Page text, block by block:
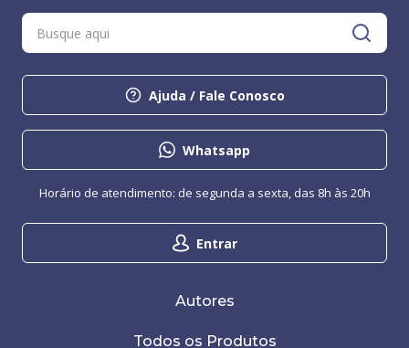
Ajuda / Fale Conosco
Whatsapp
Entrar
Horário de atendimento: de segunda a sexta, das 8h às 20h
Autores
Todos os Produtos